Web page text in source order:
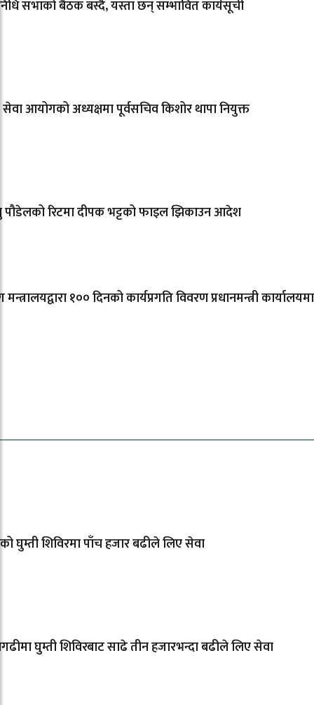
सभाको बैठक बस्दै, यस्ता छन् सम्भावित कार्यसूची
सेवा आयोगको अध्यक्षमा पूर्वसचिव किशोर थापा नियुक्त
पौडेलको रिटमा दीपक भट्टको फाइल झिकाउन आदेश
मन्त्रालयद्वारा १०० दिनको कार्यप्रगति विवरण प्रधानमन्त्री कार्यालयमा
घुम्ती शिविरमा पाँच हजार बढीले लिए सेवा
घुम्ती शिविरबाट साढे तीन हजारभन्दा बढीले लिए सेवा